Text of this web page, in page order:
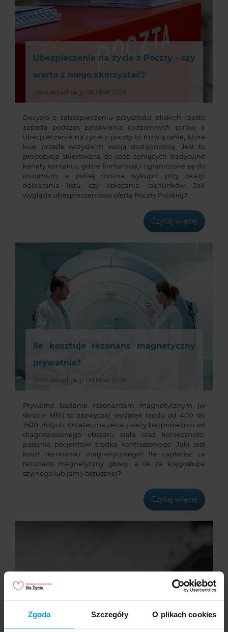
Zgoda Szczegóły O plikach cookies
Ubezpieczenie na życie z Poczty - czy
warto z niego skorzystać?
Data aktualizacji: 08 MAR 2026
Decyzja o zabezpieczeniu przyszłości bliskich często
zapada podczas załatwiania codziennych spraw, a
ubezpieczenie na życie z poczty to rozwiązanie, które
kusi przede wszystkim swoją dostępnością. Jest to
propozycja skierowana do osób ceniących tradycyjne
kanały kontaktu, gdzie formalności ograniczone są do
minimum, a polisę można wykupić przy okazji
odbierania listu czy opłacania rachunków. Jak
wygląda ubezpieczeniowa oferta Poczty Polskiej?
Czytaj więcej
Ile kosztuje rezonans magnetyczny
prywatnie?
Data aktualizacji: 08 MAR 2026
Prywatne badanie rezonansem magnetycznym (w
skrócie MRI) to zazwyczaj wydatek rzędu od 400 do
1500 złotych. Ostateczna cena zależy bezpośrednio od
diagnozowanego obszaru ciała oraz konieczności
podania pacjentowi środka kontrastowego. Jaki jest
koszt rezonansu magnetycznego? Ile zapłacisz za
rezonans magnetyczny głowy, a ile za kręgosłupa
szyjnego lub jamy brzusznej?
Czytaj więcej